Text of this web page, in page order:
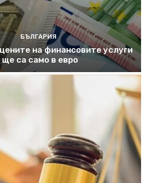
БЪЛГАРИЯ
на финансовите услуги
ще са само в евро